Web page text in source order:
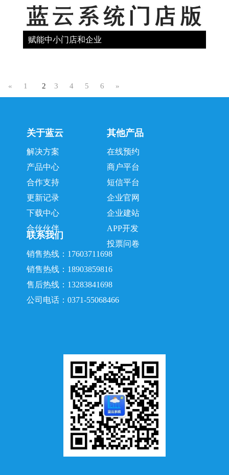
赋能中小门店和企业
« 1 2 3 4 5 6 »
关于蓝云
解决方案
产品中心
合作支持
更新记录
下载中心
合伙伙伴
其他产品
在线预约
商户平台
短信平台
企业官网
企业建站
APP开发
投票问卷
联系我们
销售热线：17603711698
销售热线：18903859816
售后热线：13283841698
公司电话：0371-55068466